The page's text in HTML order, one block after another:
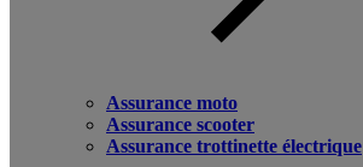
Assurance moto
Assurance scooter
Assurance trottinette électrique